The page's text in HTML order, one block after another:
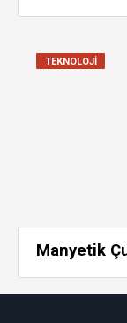
TEKNOLOJI
Manyetik